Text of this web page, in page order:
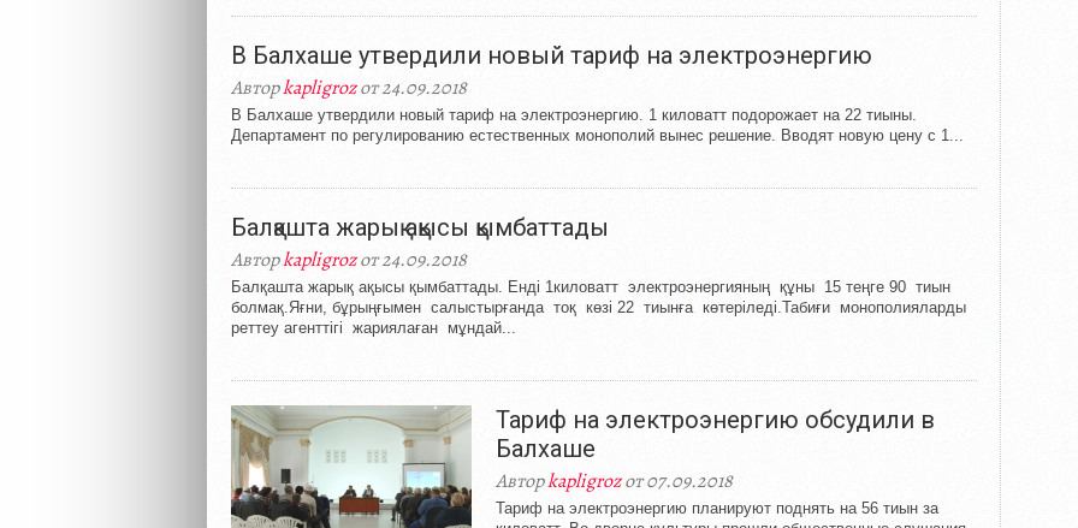
В Балхаше утвердили новый тариф на электроэнергию
Авторkapligrozот 24.09.2018
В Балхаше утвердили новый тариф на электроэнергию. 1 киловатт подорожает на 22 тиыны.
Департамент по регулированию естественных монополий вынес решение. Вводят новую цену с 1...
Балқашта жарық ақысы қымбаттады
Авторkapligrozот 24.09.2018
Балқашта жарық ақысы қымбаттады. Енді 1киловатт электроэнергияның құны 15 теңге 90 тиын
болмақ.Яғни, бұрыңғымен салыстырғанда тоқ көзі 22 тиынға көтеріледі.Табиғи монополияларды
реттеу агенттігі жариялаған мұндай...
Тариф на электроэнергию обсудили в
Балхаше
Авторkapligrozот 07.09.2018
Тариф на электроэнергию планируют поднять на 56 тиын за